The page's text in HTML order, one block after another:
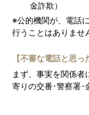
金詐欺）
※公的機関が、電話
行うことはありませ
【不審な電話と思っ
まず、事実を関係
寄りの交番･警察署･